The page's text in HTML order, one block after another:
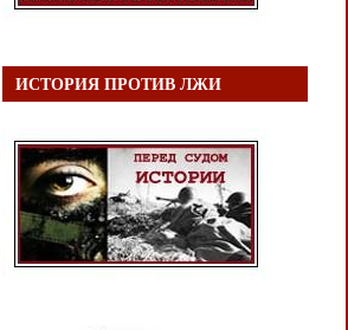
ИСТОРИЯ ПРОТИВ ЛЖИ